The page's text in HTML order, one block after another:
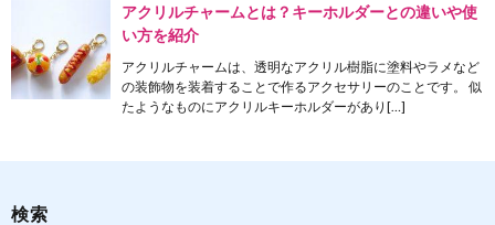
アクリルチャームとは？キーホルダーとの違いや使
い方を紹介
アクリルチャームは、透明なアクリル樹脂に塗料やラメなど
の装飾物を装着することで作るアクセサリーのことです。 似
たようなものにアクリルキーホルダーがあり[…]
検索